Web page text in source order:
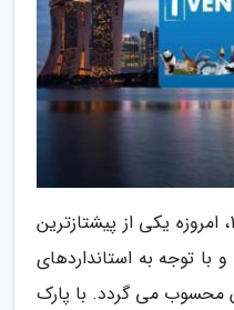
سنگاپور با استقلال در سال 1965، امروزه یکی از پیشتازترین
با توجه به استانداردهای
محسوب می گردد. با پارک